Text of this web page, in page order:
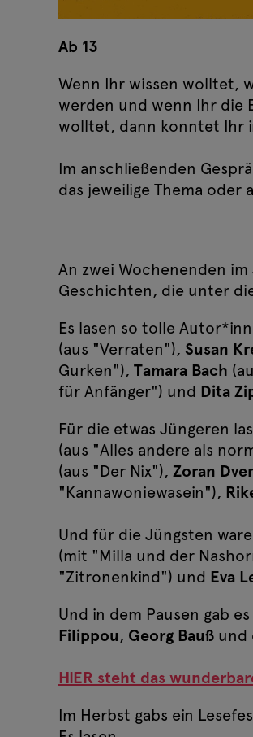
Ab 13
Wenn Ihr wissen wolltet,
werden und wenn Ihr die
wolltet, dann konntet Ihr
Im anschließenden
das jeweilige Thema
An zwei Wochenenden
Geschichten, die unter
Es lasen so tolle
(aus "Verraten"), Susan
Gurken"), Tamara Bach
für Anfänger") und Dita
Für die etwas Jüngeren
(aus "Alles andere als
(aus "Der Nix"), Zoran
"Kannawoniewasein"),
Und für die Jüngsten
(mit "Milla und der
"Zitronenkind") und Eva
Und in dem Pausen gab
Filippou, Georg Bauß und
HIER steht das
Im Herbst gabs ein